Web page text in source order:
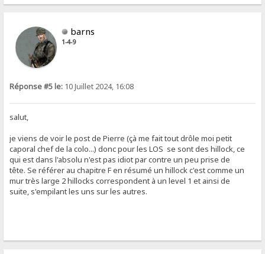
barns
1-4-9
Réponse #5 le: 10 Juillet 2024, 16:08
salut,
je viens de voir le post de Pierre (çà me fait tout drôle moi petit
caporal chef de la colo...) donc pour les LOS se sont des hillock, ce
qui est dans l'absolu n'est pas idiot par contre un peu prise de
tête. Se référer au chapitre F en résumé un hillock c'est comme un
mur très large 2 hillocks correspondent à un level 1 et ainsi de
suite, s'empilant les uns sur les autres.